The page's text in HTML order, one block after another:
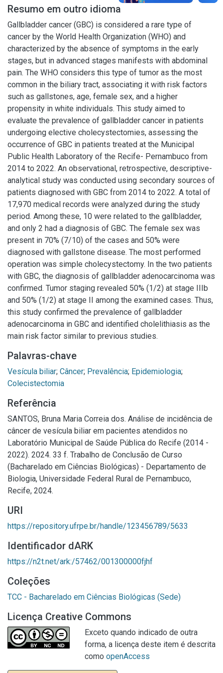
Resumo em outro idioma
Gallbladder cancer (GBC) is considered a rare type of
cancer by the World Health Organization (WHO) and
characterized by the absence of symptoms in the early
stages, but in advanced stages manifests with abdominal
pain. The WHO considers this type of tumor as the most
common in the biliary tract, associating it with risk factors
such as gallstones, age, female sex, and a higher
propensity in white individuals. This study aimed to
evaluate the prevalence of gallbladder cancer in patients
undergoing elective cholecystectomies, assessing the
occurrence of GBC in patients treated at the Municipal
Public Health Laboratory of the Recife- Pernambuco from
2014 to 2022. An observational, retrospective, descriptive-
analytical study was conducted using secondary sources of
patients diagnosed with GBC from 2014 to 2022. A total of
17,970 medical records were analyzed during the study
period. Among these, 10 were related to the gallbladder,
and only 2 had a diagnosis of GBC. The female sex was
present in 70% (7/10) of the cases and 50% were
diagnosed with gallstone disease. The most performed
operation was simple cholecystectomy. In the two patients
with GBC, the diagnosis of gallbladder adenocarcinoma was
confirmed. Tumor staging revealed 50% (1/2) at stage IIIb
and 50% (1/2) at stage II among the examined cases. Thus,
this study confirmed the prevalence of gallbladder
adenocarcinoma in GBC and identified cholelithiasis as the
main risk factor similar to previous studies.
Palavras-chave
Vesícula biliar; Câncer; Prevalência; Epidemiologia;
Colecistectomia
Referência
SANTOS, Bruna Maria Correia dos. Análise de incidência de
câncer de vesícula biliar em pacientes atendidos no
Laboratório Municipal de Saúde Pública do Recife (2014 -
2022). 2024. 33 f. Trabalho de Conclusão de Curso
(Bacharelado em Ciências Biológicas) - Departamento de
Biologia, Universidade Federal Rural de Pernambuco,
Recife, 2024.
URI
https://repository.ufrpe.br/handle/123456789/5633
Identificador dARK
https://n2t.net/ark:/57462/001300000fjhf
Coleções
TCC - Bacharelado em Ciências Biológicas (Sede)
Licença Creative Commons
Exceto quando indicado de outra
forma, a licença deste item é descrita
como openAccess